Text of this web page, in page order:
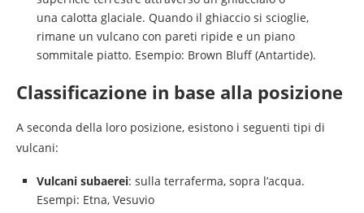
una calotta glaciale. Quando il ghiaccio si scioglie,
rimane un vulcano con pareti ripide e un piano
sommitale piatto. Esempio: Brown Bluff (Antartide).
Classificazione in base alla posizione
A seconda della loro posizione, esistono i seguenti tipi di
vulcani:
Vulcani subaerei: sulla terraferma, sopra l’acqua.
Esempi: Etna, Vesuvio